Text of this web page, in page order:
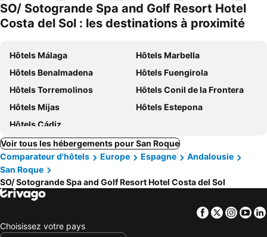
SO/ Sotogrande Spa and Golf Resort Hotel
Costa del Sol : les destinations à proximité
Hôtels Málaga
Hôtels Marbella
Hôtels Benalmadena
Hôtels Fuengirola
Hôtels Torremolinos
Hôtels Conil de la Frontera
Hôtels Mijas
Hôtels Estepona
Hôtels Cádiz
Voir tous les hébergements pour San Roque
Comparateur d'hôtels
Europe Espagne
Andalousie
San Roque
SO/ Sotogrande Spa and Golf Resort Hotel Costa del Sol
Facebook
Twitter
Choisissez votre pays